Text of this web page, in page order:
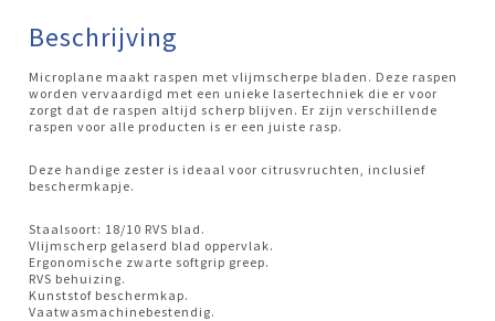
Beschrijving
Microplane maakt raspen met vlijmscherpe bladen. Deze raspen
worden vervaardigd met een unieke lasertechniek die er voor
zorgt dat de raspen altijd scherp blijven. Er zijn verschillende
raspen voor alle producten is er een juiste rasp.
Deze handige zester is ideaal voor citrusvruchten, inclusief
beschermkapje.
Staalsoort: 18/10 RVS blad.
Vlijmscherp gelaserd blad oppervlak.
Ergonomische zwarte softgrip greep.
RVS behuizing.
Kunststof beschermkap.
Vaatwasmachinebestendig.